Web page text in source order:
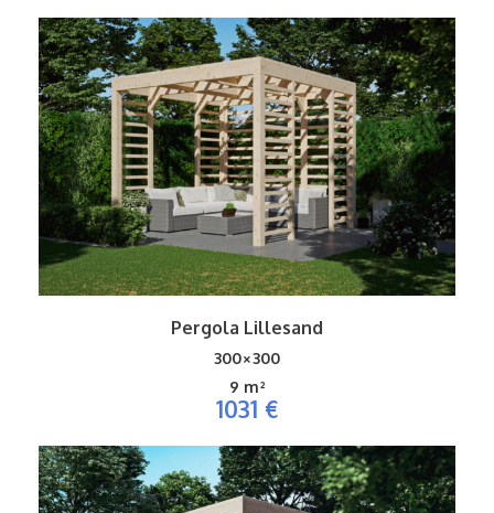
Pergola Lillesand
300×300
9 m²
1031 €